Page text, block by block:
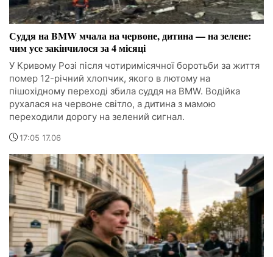
Суддя на BMW мчала на червоне, дитина — на зелене:
чим усе закінчилося за 4 місяці
У Кривому Розі після чотиримісячної боротьби за життя
помер 12-річний хлопчик, якого в лютому на
пішохідному переході збила суддя на BMW. Водійка
рухалася на червоне світло, а дитина з мамою
переходили дорогу на зелений сигнал.
17:05 17.06